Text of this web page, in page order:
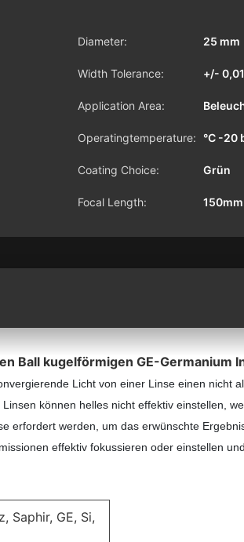
Diameter: 25 mm
Width Tolerance: +/-
Application Area:
Operatingtemperature: °C -20
Coating Choice: Grün
Focal Length: 150mm
Ball kugelförmigen GE-Germanium
Licht von einer Linse einen nicht
können helles nicht effektiv einstellen,
erfordert werden, um das erwünschte
effektiv fokussieren oder einstellen
Saphir, GE, Si,